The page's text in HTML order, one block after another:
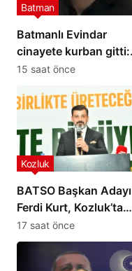
Batmanlı Evindar
cinayete kurban gitti:
Cesedi aranıyor…
Batman
15 saat önce
BATSO Başkan Adayı
Ferdi Kurt, Kozluk’ta
projelerini anlattı
Kozluk
17 saat önce